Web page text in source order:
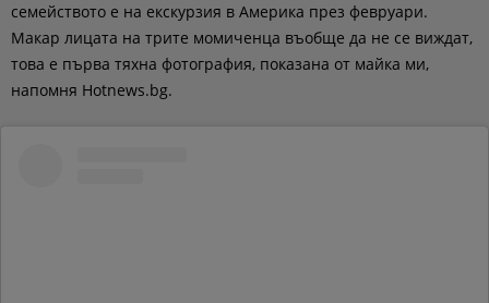
семейството е на екскурзия в Америка през февруари.
Макар лицата на трите момиченца въобще да не се виждат,
това е първа тяхна фотография, показана от майка ми,
напомня Hotnews.bg.